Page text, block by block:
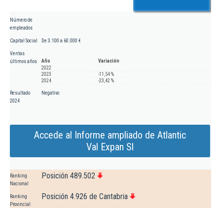
Número de
empleados
Capital Social De 3.100 a 60.000 €
Ventas
últimos años
Año
Variación
2022
2023
-11,54 %
2024
-23,42 %
Resultado
2024
Negativo
Accede al Informe ampliado de Atlantic
Val Expan Sl
Ranking
Nacional
Posición 489.502
Ranking
Provincial
Posición 4.926 de Cantabria